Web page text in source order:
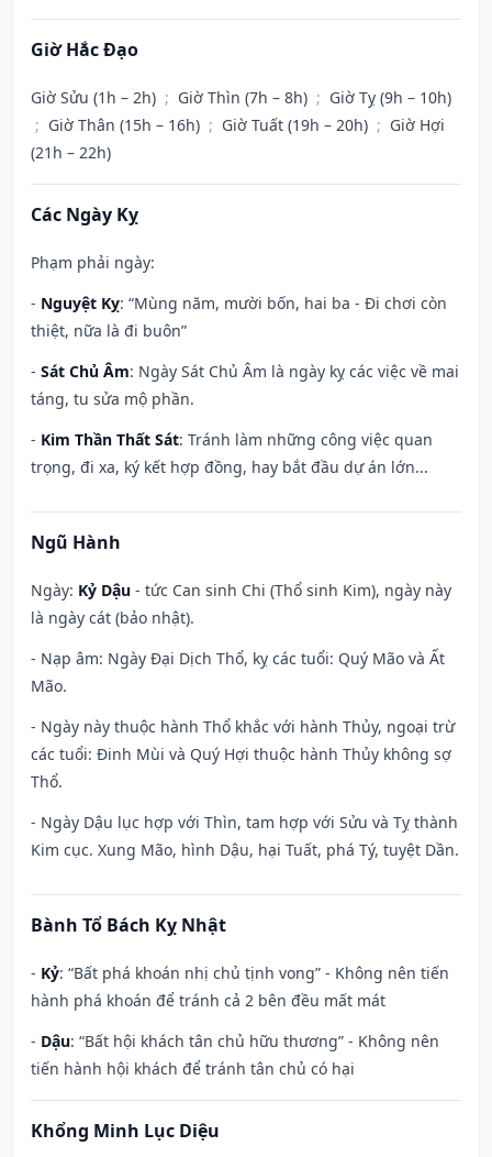
Giờ Hắc Đạo
Giờ Sửu (1h – 2h) ; Giờ Thìn (7h – 8h) ; Giờ Tỵ (9h – 10h)
; Giờ Thân (15h – 16h) ; Giờ Tuất (19h – 20h) ; Giờ Hợi
(21h – 22h)
Các Ngày Kỵ
Phạm phải ngày:
- Nguyệt Kỵ: “Mùng năm, mười bốn, hai ba - Đi chơi còn
thiệt, nữa là đi buôn”
- Sát Chủ Âm: Ngày Sát Chủ Âm là ngày kỵ các việc về mai
táng, tu sửa mộ phần.
- Kim Thần Thất Sát: Tránh làm những công việc quan
trọng, đi xa, ký kết hợp đồng, hay bắt đầu dự án lớn...
Ngũ Hành
Ngày: Kỷ Dậu - tức Can sinh Chi (Thổ sinh Kim), ngày này
là ngày cát (bảo nhật).
- Nạp âm: Ngày Đại Dịch Thổ, kỵ các tuổi: Quý Mão và Ất
Mão.
- Ngày này thuộc hành Thổ khắc với hành Thủy, ngoại trừ
các tuổi: Đinh Mùi và Quý Hợi thuộc hành Thủy không sợ
Thổ.
- Ngày Dậu lục hợp với Thìn, tam hợp với Sửu và Tỵ thành
Kim cục. Xung Mão, hình Dậu, hại Tuất, phá Tý, tuyệt Dần.
Bành Tổ Bách Kỵ Nhật
- Kỷ: “Bất phá khoán nhị chủ tịnh vong” - Không nên tiến
hành phá khoán để tránh cả 2 bên đều mất mát
- Dậu: “Bất hội khách tân chủ hữu thương” - Không nên
tiến hành hội khách để tránh tân chủ có hại
Khổng Minh Lục Diệu